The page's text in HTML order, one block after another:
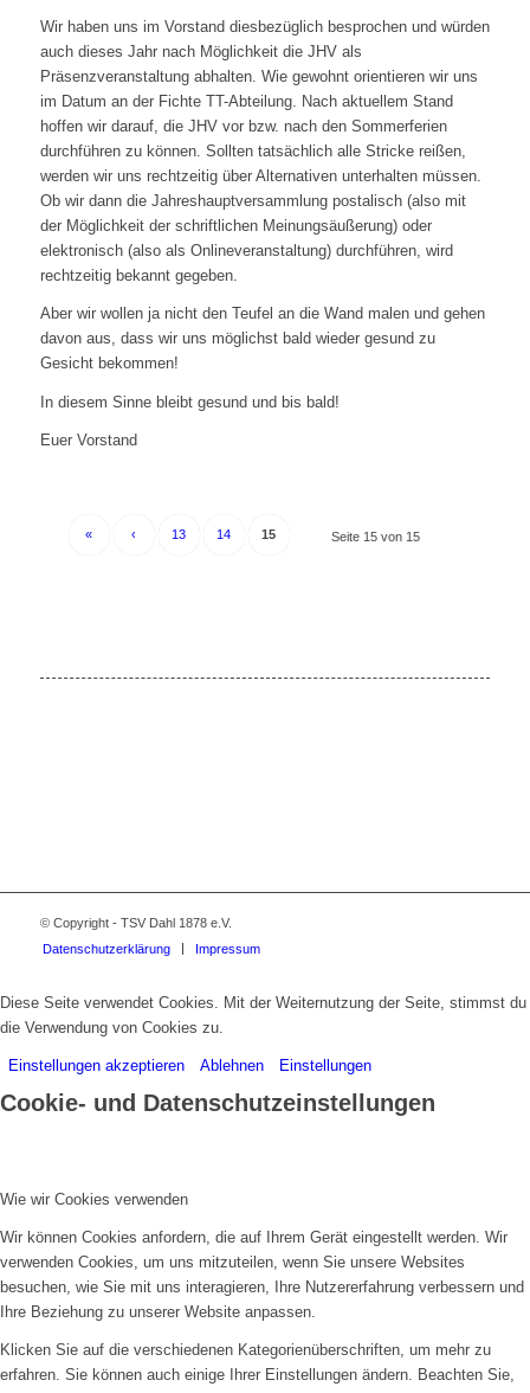
Wir haben uns im Vorstand diesbezüglich besprochen und würden
auch dieses Jahr nach Möglichkeit die JHV als
Präsenzveranstaltung abhalten. Wie gewohnt orientieren wir uns
im Datum an der Fichte TT-Abteilung. Nach aktuellem Stand
hoffen wir darauf, die JHV vor bzw. nach den Sommerferien
durchführen zu können. Sollten tatsächlich alle Stricke reißen,
werden wir uns rechtzeitig über Alternativen unterhalten müssen.
Ob wir dann die Jahreshauptversammlung postalisch (also mit
der Möglichkeit der schriftlichen Meinungsäußerung) oder
elektronisch (also als Onlineveranstaltung) durchführen, wird
rechtzeitig bekannt gegeben.
Aber wir wollen ja nicht den Teufel an die Wand malen und gehen
davon aus, dass wir uns möglichst bald wieder gesund zu
Gesicht bekommen!
In diesem Sinne bleibt gesund und bis bald!
Euer Vorstand
Seite 15 von 15
« ‹ 13 14 15
© Copyright - TSV Dahl 1878 e.V.
Datenschutzerklärung
Impressum
Diese Seite verwendet Cookies. Mit der Weiternutzung der Seite, stimmst du
die Verwendung von Cookies zu.
Einstellungen akzeptieren Ablehnen Einstellungen
Cookie- und Datenschutzeinstellungen
Wie wir Cookies verwenden
Wir können Cookies anfordern, die auf Ihrem Gerät eingestellt werden. Wir
verwenden Cookies, um uns mitzuteilen, wenn Sie unsere Websites
besuchen, wie Sie mit uns interagieren, Ihre Nutzererfahrung verbessern und
Ihre Beziehung zu unserer Website anpassen.
Klicken Sie auf die verschiedenen Kategorienüberschriften, um mehr zu
erfahren. Sie können auch einige Ihrer Einstellungen ändern. Beachten Sie,